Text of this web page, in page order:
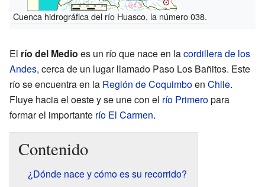
Cuenca hidrográfica del río Huasco, la número 038.
El río del Medio es un río que nace en lacordillera de los
Andes, cerca de un lugar llamado Paso Los Bañitos. Este
río se encuentra en la Región de Coquimboen Chile.
Fluye hacia el oeste y se une con el río Primeropara
formar el importante río El Carmen.
Contenido
¿Dónde nace y cómo es su recorrido?